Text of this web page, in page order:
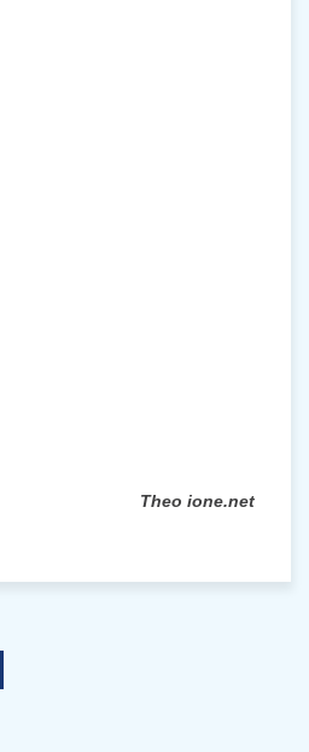
Theo ione.net